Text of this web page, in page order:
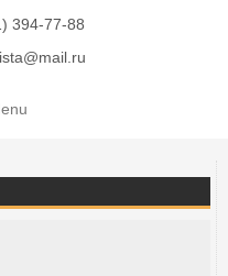
394-77-88